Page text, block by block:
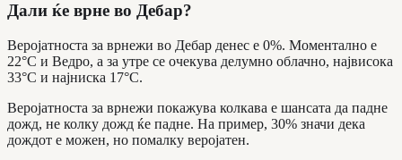
Дали ќе врне во Дебар?
Веројатноста за врнежи во Дебар денес е 0%. Моментално е
22°C и Ведро, а за утре се очекува делумно облачно, највисока
33°C и најниска 17°C.
Веројатноста за врнежи покажува колкава е шансата да падне
дожд, не колку дожд ќе падне. На пример, 30% значи дека
дождот е можен, но помалку веројатен.